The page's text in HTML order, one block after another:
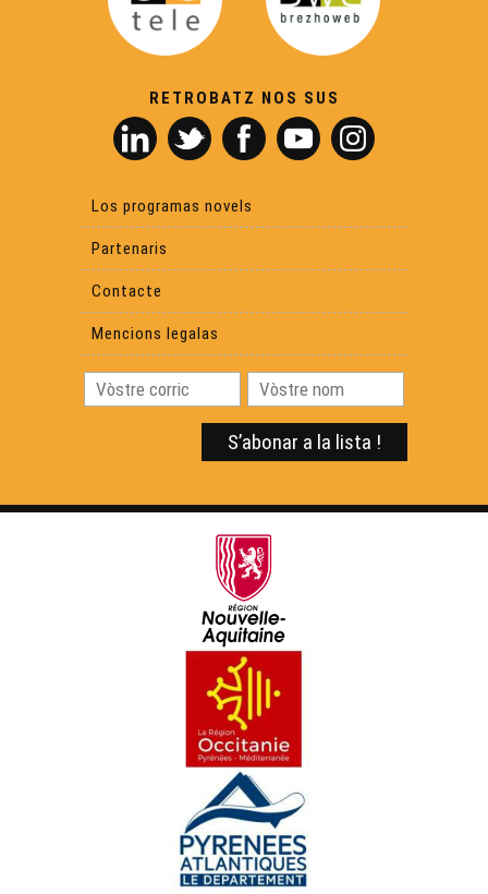
ÒC Kay - Lo cibet de sanglar
ÒC Kay - Las aurelhetas
ÒC Kay - Lo pastís borit
OC Kay - La cruchada
ÒC Kay - Los pescajons
ÒC Kay - La trueita gravlax
OC Kay - Lo còth de guit farcit
ÒC Kay - La moleta de cèps
OC Kay - Lo crumble
OC Kay - Lo fondut de cruèsa
RETROBATZ NOS SUS
Los programas novels
Partenaris
Contacte
Mencions legalas